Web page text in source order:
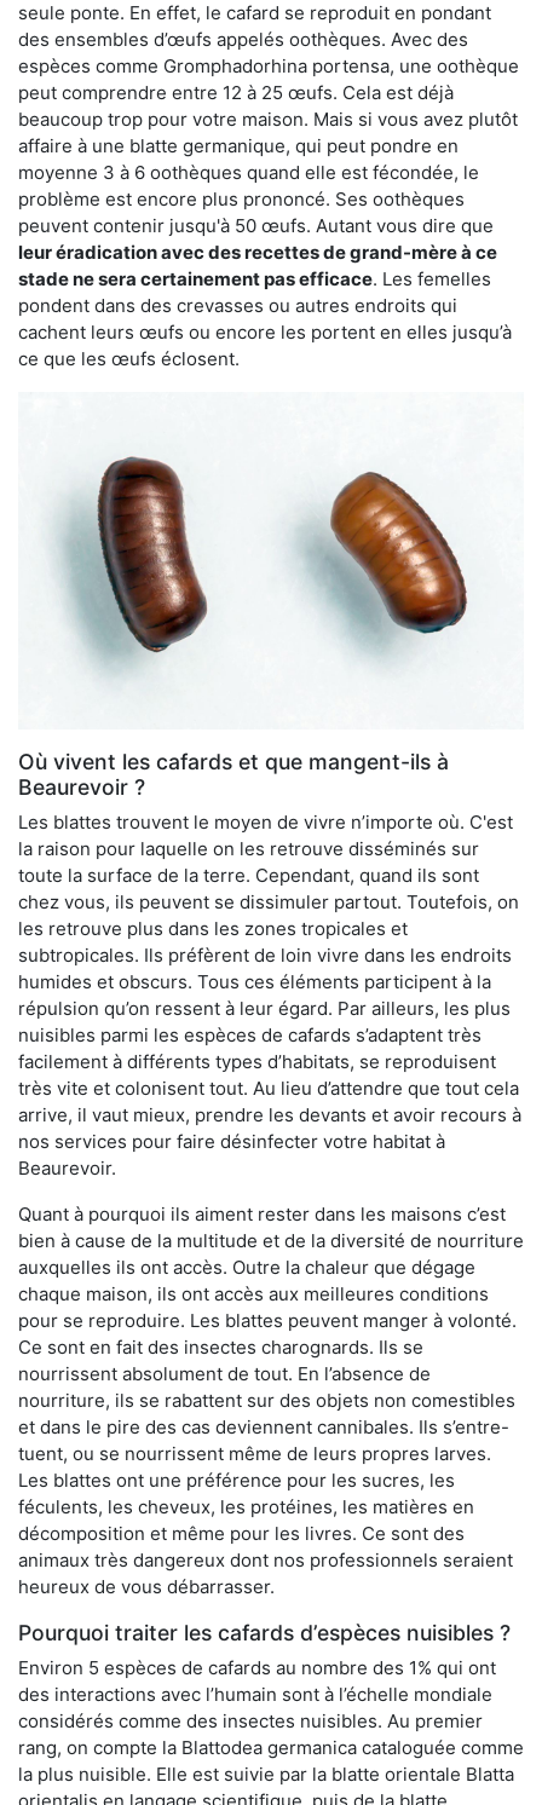
seule ponte. En effet, le cafard se reproduit en pondant
des ensembles d’œufs appelés oothèques. Avec des
espèces comme Gromphadorhina portensa, une oothèque
peut comprendre entre 12 à 25 œufs. Cela est déjà
beaucoup trop pour votre maison. Mais si vous avez plutôt
affaire à une blatte germanique, qui peut pondre en
moyenne 3 à 6 oothèques quand elle est fécondée, le
problème est encore plus prononcé. Ses oothèques
peuvent contenir jusqu'à 50 œufs. Autant vous dire que
leur éradication avec des recettes de grand-mère à ce
stade ne sera certainement pas efficace. Les femelles
pondent dans des crevasses ou autres endroits qui
cachent leurs œufs ou encore les portent en elles jusqu’à
ce que les œufs éclosent.
Où vivent les cafards et que mangent-ils à
Beaurevoir ?
Les blattes trouvent le moyen de vivre n’importe où. C'est
la raison pour laquelle on les retrouve disséminés sur
toute la surface de la terre. Cependant, quand ils sont
chez vous, ils peuvent se dissimuler partout. Toutefois, on
les retrouve plus dans les zones tropicales et
subtropicales. Ils préfèrent de loin vivre dans les endroits
humides et obscurs. Tous ces éléments participent à la
répulsion qu’on ressent à leur égard. Par ailleurs, les plus
nuisibles parmi les espèces de cafards s’adaptent très
facilement à différents types d’habitats, se reproduisent
très vite et colonisent tout. Au lieu d’attendre que tout cela
arrive, il vaut mieux, prendre les devants et avoir recours à
nos services pour faire désinfecter votre habitat à
Beaurevoir.
Quant à pourquoi ils aiment rester dans les maisons c’est
bien à cause de la multitude et de la diversité de nourriture
auxquelles ils ont accès. Outre la chaleur que dégage
chaque maison, ils ont accès aux meilleures conditions
pour se reproduire. Les blattes peuvent manger à volonté.
Ce sont en fait des insectes charognards. Ils se
nourrissent absolument de tout. En l’absence de
nourriture, ils se rabattent sur des objets non comestibles
et dans le pire des cas deviennent cannibales. Ils s’entre-
tuent, ou se nourrissent même de leurs propres larves.
Les blattes ont une préférence pour les sucres, les
féculents, les cheveux, les protéines, les matières en
décomposition et même pour les livres. Ce sont des
animaux très dangereux dont nos professionnels seraient
heureux de vous débarrasser.
Pourquoi traiter les cafards d’espèces nuisibles ?
Environ 5 espèces de cafards au nombre des 1% qui ont
des interactions avec l’humain sont à l’échelle mondiale
considérés comme des insectes nuisibles. Au premier
rang, on compte la Blattodea germanica cataloguée comme
la plus nuisible. Elle est suivie par la blatte orientale Blatta